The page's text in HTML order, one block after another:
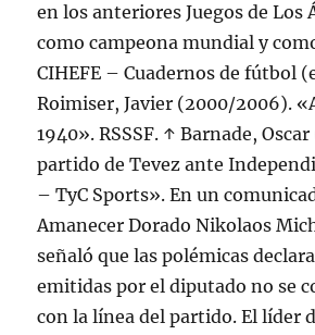
en los anteriores Juegos de Los
como campeona mundial y
CIHEFE – Cuadernos de fútbol
Roimiser, Javier (2000/2006).
1940». RSSSF. ↑ Barnade,
partido de Tevez ante
– TyC Sports». En un
Amanecer Dorado Nikolaos
señaló que las polémicas
emitidas por el diputado no se
con la línea del partido. El líder